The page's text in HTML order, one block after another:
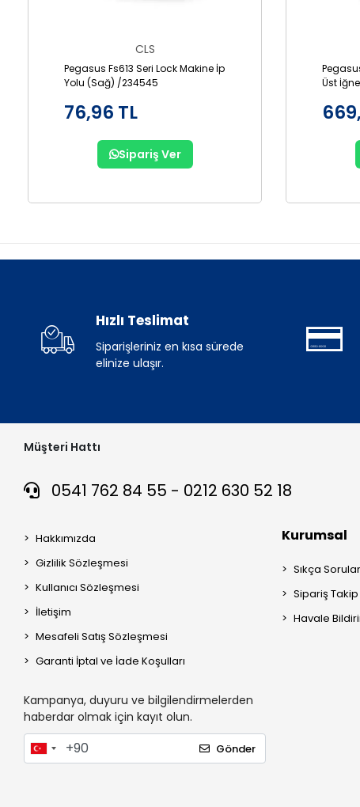
CLS
Pegasus Fs613 Seri Lock Makine İp
Yolu (Sağ) /234545
76,96 TL
Sipariş Ver
Üst
Hızlı Teslimat
Siparişleriniz en kısa sürede
elinize ulaşır.
Müşteri Hattı
0541 762 84 55 - 0212 630 52 18
Hakkımızda
Gizlilik Sözleşmesi
Kullanıcı Sözleşmesi
İletişim
Mesafeli Satış Sözleşmesi
Garanti İptal ve İade Koşulları
Kampanya, duyuru ve bilgilendirmelerden
haberdar olmak için kayıt olun.
Gönder
Kurumsal
Sıkça
Sipariş Takip
Havale